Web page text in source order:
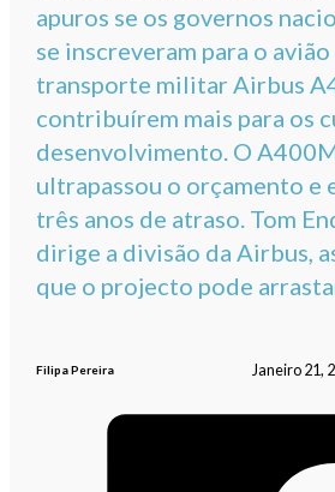
apuros se os governos
se inscreveram para o avião
transporte militar Airbus
contribuírem mais para os
desenvolvimento. O
ultrapassou o orçamento e
três anos de atraso. Tom
dirige a divisão da Airbus,
que o projecto pode
Filipa Pereira Janeiro 21,